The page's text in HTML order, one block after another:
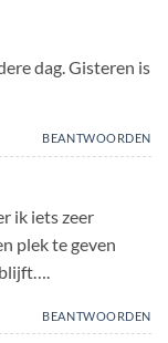
dag. Gisteren is
BEANTWOORDEN
ik iets zeer
plek te geven
blijft….
BEANTWOORDEN